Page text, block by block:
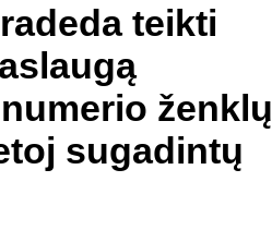
teikti
ženklų
sugadintų